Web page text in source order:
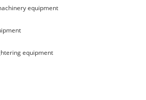
equipment
equipment